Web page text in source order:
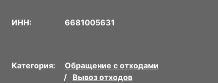
ИНН: 6681005631
Категория:
Обращение с отходами
Вывоз отходов